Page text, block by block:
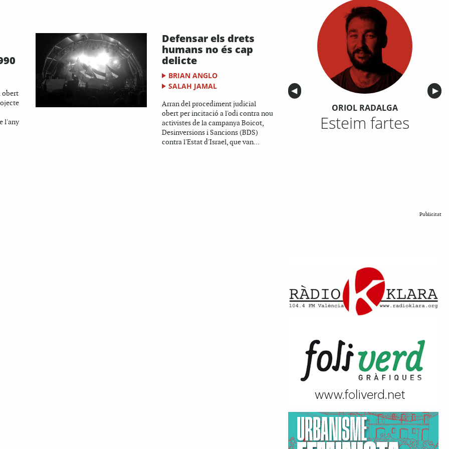
obert
l'any
Defensar els drets
humans no és cap
delicte
BRIAN ANGLO
SALAH JAMAL
Arran del procediment judicial
obert per incitació a l'odi contra nou
activistes de la campanya Boicot,
Desinversions i Sancions (BDS)
contra l'Estat d'Israel, que van...
Anterior
◀︎ ▶︎
ORIOL RADALGA
Esteim fartes
Publicitat